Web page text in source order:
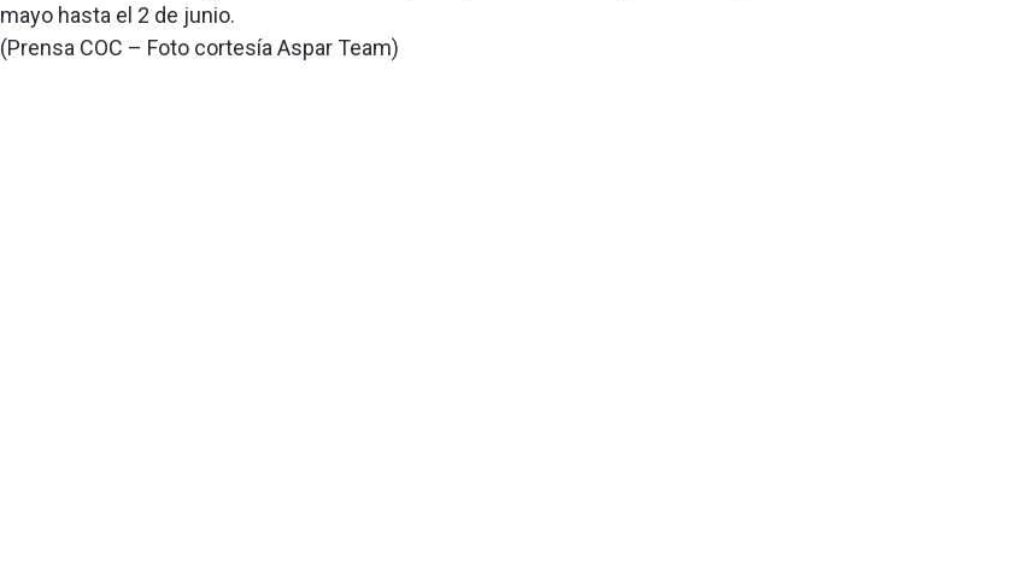
mayo hasta el 2 de junio.
(Prensa COC – Foto cortesía Aspar Team)